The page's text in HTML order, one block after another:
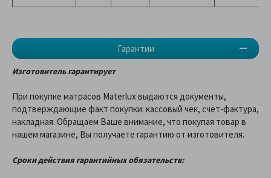
Гарантии
Изготовитель гарантирует
При покупке матрасов Materlux выдаются документы,
подтверждающие факт покупки: кассовый чек, счёт-фактура,
накладная. Обращаем Ваше внимание, что покупая товар в
нашем магазине, Вы получаете гарантию от изготовителя.
Сроки действия гарантийных обязательств: